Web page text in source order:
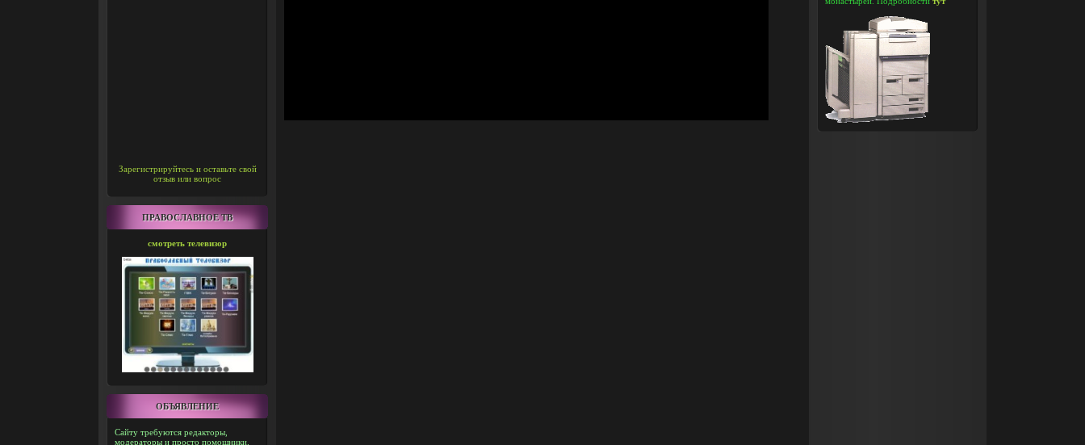
Зарегистрируйтесь и оставьте свой
отзыв или вопрос
ПРАВОСЛАВНОЕ ТВ
смотреть телевизор
ОБЪЯВЛЕНИЕ
Сайту требуются редакторы,
модераторы и просто помощники.